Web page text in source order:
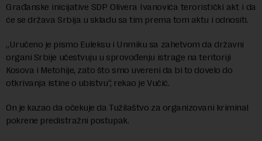
Građanske inicijative SDP Olivera Ivanovića teroristički akt i da
će se država Srbija u skladu sa tim prema tom aktu i odnositi.
„Uručeno je pismo Euleksu i Unmiku sa zahetvom da državni
organi Srbije učestvuju u sprovođenju istrage na teritoriji
Kosova i Metohije, zato što smo uvereni da bi to dovelo do
otkrivanja istine o ubistvu“, rekao je Vučić.
On je kazao da očekuje da Tužilaštvo za organizovani kriminal
pokrene predistražni postupak.